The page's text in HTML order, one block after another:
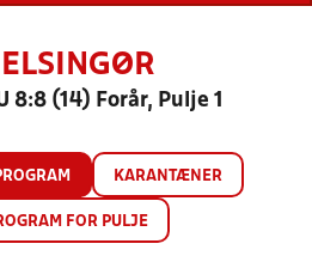
8:8 (14) Forår, Pulje 1
KARANTÆNER
FOR PULJE